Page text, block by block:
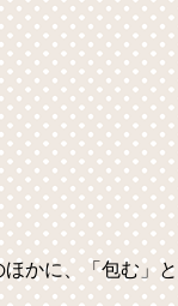
かに、「包む」と